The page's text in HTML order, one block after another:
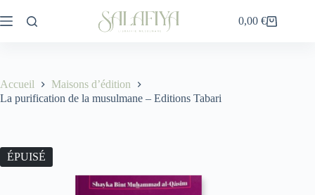
au
Panier
0,00€
Accueil
Maisons d’édition
La purification de la musulmane – Editions Tabari
ÉPUISÉ